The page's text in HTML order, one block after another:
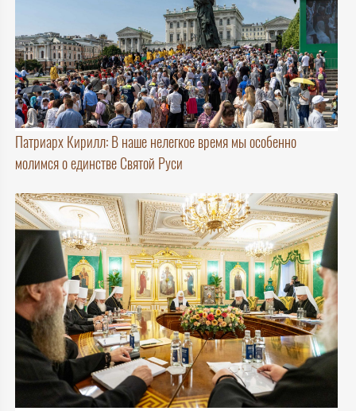
Патриарх Кирилл: В наше нелегкое время мы особенно
молимся о единстве Святой Руси